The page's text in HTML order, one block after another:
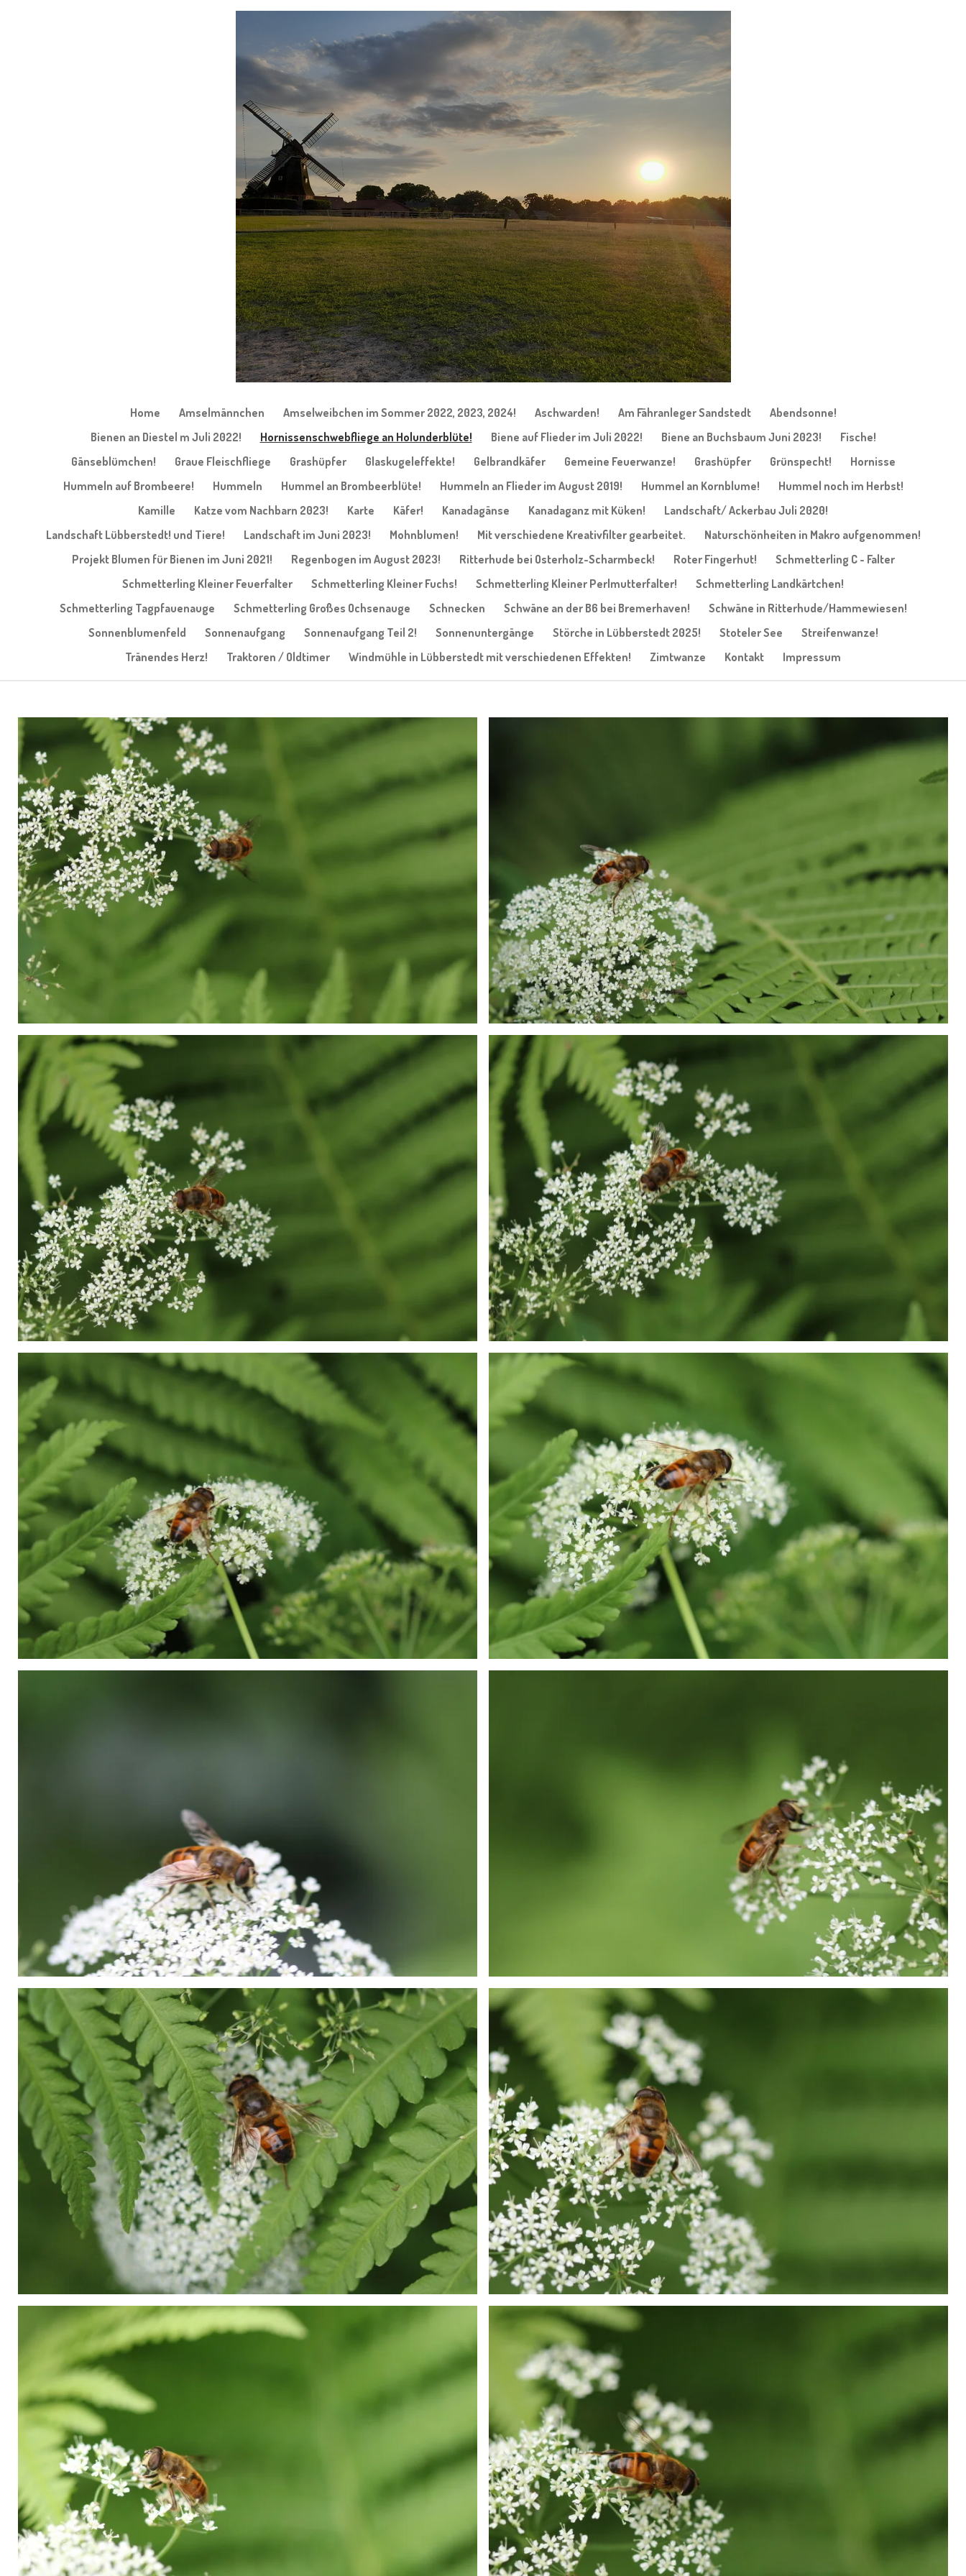
Home Amselmännchen Amselweibchen im Sommer 2022, 2023, 2024! Aschwarden! Am Fähranleger Sandstedt
Abendsonne!
Bienen an Diestel m Juli 2022!
Hornissenschwebfliege an Holunderblüte! Biene auf Flieder im Juli 2022! Biene an Buchsbaum Juni 2023!
Fische!
Gänseblümchen!
Graue Fleischfliege Grashüpfer Glaskugeleffekte! Gelbrandkäfer Gemeine Feuerwanze! Grashüpfer Grünspecht!
Hornisse
Hummeln auf Brombeere!
Hummeln Hummel an Brombeerblüte! Hummeln an Flieder im August 2019! Hummel an Kornblume!
Hummel noch im Herbst!
Kamille
Katze vom Nachbarn 2023! Karte Käfer! Kanadagänse Kanadaganz mit Küken!
Landschaft/ Ackerbau Juli 2020!
Landschaft Lübberstedt! und Tiere!
Landschaft im Juni 2023! Mohnblumen! Mit verschiedene Kreativfilter gearbeitet.
Naturschönheiten in Makro aufgenommen!
Projekt Blumen für Bienen im Juni 2021!
Regenbogen im August 2023! Ritterhude bei Osterholz-Scharmbeck! Roter Fingerhut!
Schmetterling C - Falter
Schmetterling Kleiner Feuerfalter
Schmetterling Kleiner Fuchs! Schmetterling Kleiner Perlmutterfalter!
Schmetterling Landkärtchen!
Schmetterling Tagpfauenauge
Schmetterling Großes Ochsenauge Schnecken Schwäne an der B6 bei Bremerhaven!
Schwäne in Ritterhude/Hammewiesen!
Sonnenblumenfeld
Sonnenaufgang Sonnenaufgang Teil 2! Sonnenuntergänge Störche in Lübberstedt 2025! Stoteler See
Streifenwanze!
Tränendes Herz!
Traktoren / Oldtimer Windmühle in Lübberstedt mit verschiedenen Effekten! Zimtwanze Kontakt Impressum